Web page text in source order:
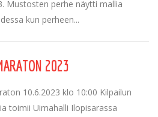
Mustosten perhe näytti mallia
kun perheen...
2023
10.6.2023 klo 10:00 Kilpailun
toimii Uimahalli Ilopisarassa